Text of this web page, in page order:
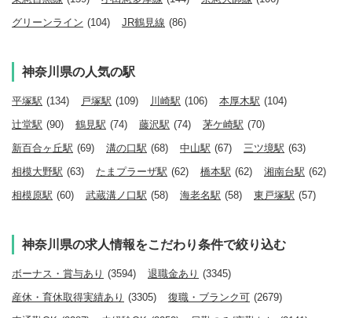
グリーンライン (104) JR鶴見線 (86)
神奈川県の人気の駅
平塚駅 (134) 戸塚駅 (109) 川崎駅 (106) 本厚木駅 (104)
辻堂駅 (90) 鶴見駅 (74) 藤沢駅 (74) 茅ケ崎駅 (70)
新百合ヶ丘駅 (69) 溝の口駅 (68) 中山駅 (67) 三ツ境駅 (63)
相模大野駅 (63) たまプラーザ駅 (62) 橋本駅 (62) 湘南台駅 (62)
相模原駅 (60) 武蔵溝ノ口駅 (58) 海老名駅 (58) 東戸塚駅 (57)
神奈川県の求人情報をこだわり条件で絞り込む
ボーナス・賞与あり (3594) 退職金あり (3345)
産休・育休取得実績あり (3305) 復職・ブランク可 (2679)